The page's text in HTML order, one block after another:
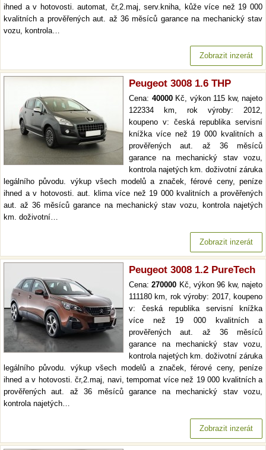
ihned a v hotovosti. automat, čr,2.maj, serv.kniha, kůže více než 19 000
kvalitních a prověřených aut. až 36 měsíců garance na mechanický stav
vozu, kontrola…
Zobrazit inzerát
Peugeot 3008 1.6 THP
Cena: 40000Kč, výkon 115 kw, najeto
122334 km, rok výroby: 2012,
koupeno v: česká republika servisní
knížka více než 19 000 kvalitních a
prověřených aut. až 36 měsíců
garance na mechanický stav vozu,
kontrola najetých km. doživotní záruka
legálního původu. výkup všech modelů a značek, férové ceny, peníze
ihned a v hotovosti. aut. klima více než 19 000 kvalitních a prověřených
aut. až 36 měsíců garance na mechanický stav vozu, kontrola najetých
km. doživotní…
Zobrazit inzerát
Peugeot 3008 1.2 PureTech
Cena:270000 Kč, výkon 96 kw, najeto
111180 km, rok výroby: 2017, koupeno
v: česká republika servisní knížka
více než 19 000 kvalitních a
prověřených aut. až 36 měsíců
garance na mechanický stav vozu,
kontrola najetých km. doživotní záruka
legálního původu. výkup všech modelů a značek, férové ceny, peníze
ihned a v hotovosti. čr,2.maj, navi, tempomat více než 19 000 kvalitních a
prověřených aut. až 36 měsíců garance na mechanický stav vozu,
kontrola najetých…
Zobrazit inzerát